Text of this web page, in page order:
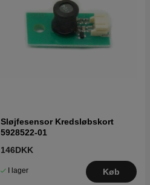
Sløjfesensor Kredsløbskort
5928522-01
146DKK
I lager Køb